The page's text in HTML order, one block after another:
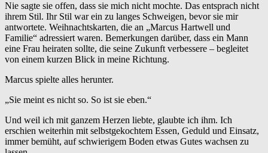
Nie sagte sie offen, dass sie mich nicht mochte. Das entsprach nicht
ihrem Stil. Ihr Stil war ein zu langes Schweigen, bevor sie mir
antwortete. Weihnachtskarten, die an „Marcus Hartwell und
Familie“ adressiert waren. Bemerkungen darüber, dass ein Mann
eine Frau heiraten sollte, die seine Zukunft verbessere – begleitet
von einem kurzen Blick in meine Richtung.
Marcus spielte alles herunter.
„Sie meint es nicht so. So ist sie eben.“
Und weil ich mit ganzem Herzen liebte, glaubte ich ihm. Ich
erschien weiterhin mit selbstgekochtem Essen, Geduld und Einsatz,
immer bemüht, auf schwierigem Boden etwas Gutes wachsen zu